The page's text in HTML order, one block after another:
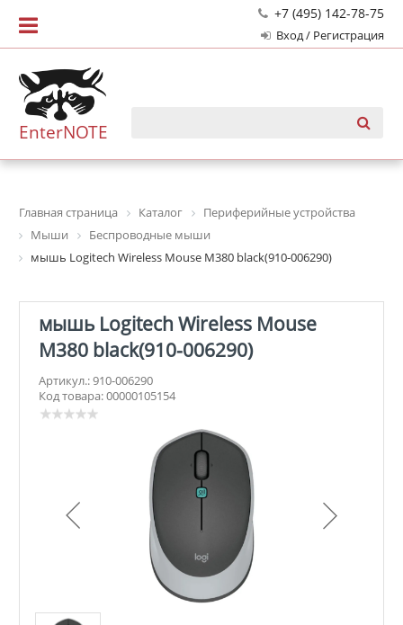
+7 (495) 142-78-75
Вход / Регистрация
EnterNOTE
Главная страница Каталог
Периферийные устройства
Мыши
Беспроводные мыши
мышь Logitech Wireless Mouse M380 black(910-006290)
мышь Logitech Wireless Mouse
M380 black(910-006290)
Артикул.: 910-006290
Код товара: 00000105154